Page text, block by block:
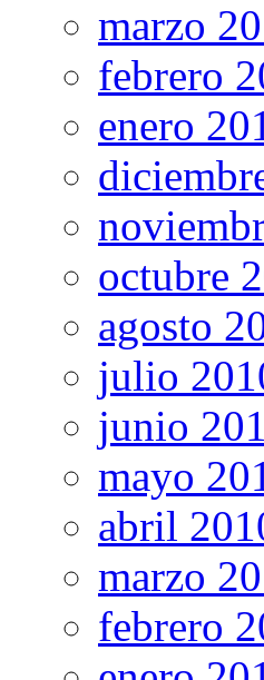
marzo
febrero
enero
octubre
agosto
julio
junio
mayo
abril
marzo
febrero